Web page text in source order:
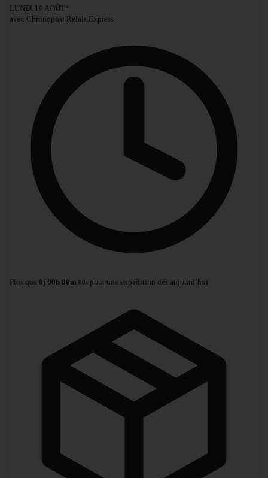
LUNDI 10 AOÛT*
avec Chronopost Relais Express
Plus que 0j 00h 00m 00s pour une expédition dès aujourd’hui